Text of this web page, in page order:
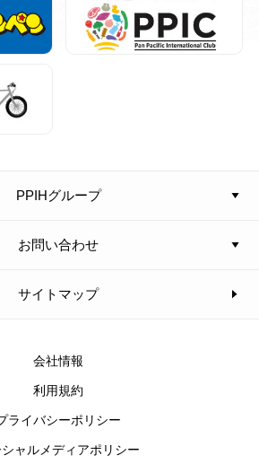
PPIHグループ
お問い合わせ
サイトマップ
会社情報
利用規約
ライバシーポリシー
シャルメディアポリシー